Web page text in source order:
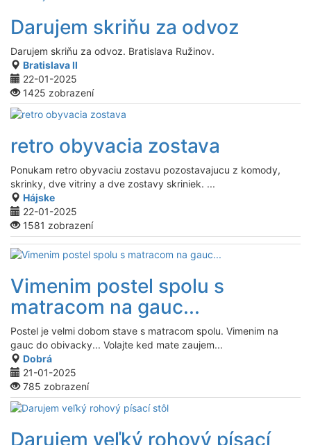
Darujem skriňu za odvoz
Darujem skriňu za odvoz. Bratislava Ružinov.
Bratislava II
22-01-2025
1425 zobrazení
retro obyvacia zostava
Ponukam retro obyvaciu zostavu pozostavajucu z komody,
skrinky, dve vitriny a dve zostavy skriniek. ...
Hájske
22-01-2025
1581 zobrazení
Vimenim postel spolu s
matracom na gauc...
Postel je velmi dobom stave s matracom spolu. Vimenim na
gauc do obivacky... Volajte ked mate zaujem...
Dobrá
21-01-2025
785 zobrazení
Darujem veľký rohový písací